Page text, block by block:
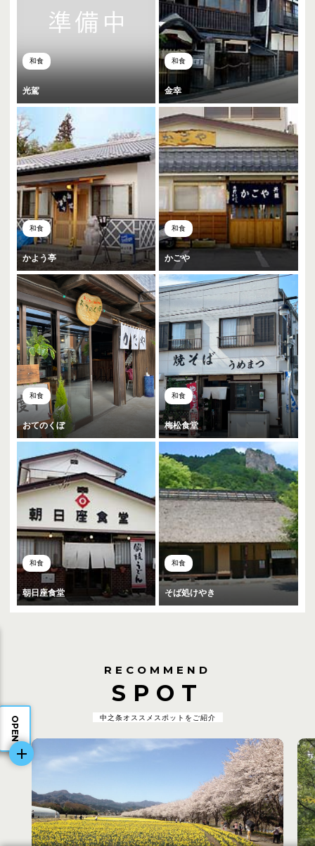
OPEN
和食
光駕
和食
金幸
和食
かよう亭
和食
かごや
和食
おてのくぼ
和食
梅松食堂
和食
朝日座食堂
和食
そば処けやき
RECOMMEND
SPOT
中之条オススメスポットをご紹介